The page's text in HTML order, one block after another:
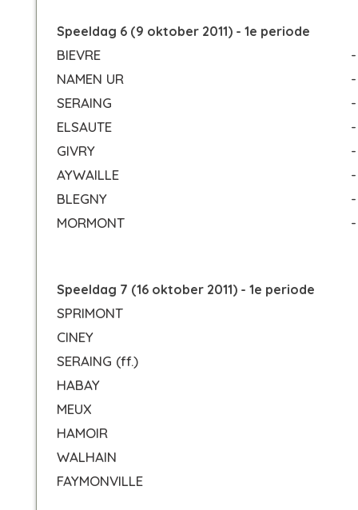
Speeldag 6 (9 oktober 2011) - 1e periode
BIEVRE
-
NAMEN UR
-
SERAING
-
ELSAUTE
-
GIVRY
-
AYWAILLE
-
BLEGNY
-
MORMONT
-
Speeldag 7 (16 oktober 2011) - 1e periode
SPRIMONT
CINEY
SERAING (ff.)
HABAY
MEUX
HAMOIR
WALHAIN
FAYMONVILLE